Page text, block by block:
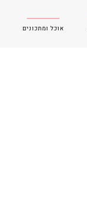
אוכל ומתכונים